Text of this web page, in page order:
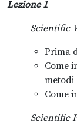
Lezione 1
Scientific
Prima
Come
metodi
Come
Scientific